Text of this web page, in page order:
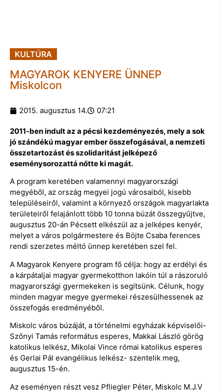
KULTÚRA
MAGYAROK KENYERE ÜNNEP
Miskolcon
2015. augusztus 14. 07:21
2011-ben indult az a pécsi kezdeményezés, mely a sok
jó szándékú magyar ember összefogásával, a nemzeti
összetartozást és szolidaritást jelképező
eseménysorozattá nőtte ki magát.
A program keretében valamennyi magyarországi
megyéből, az ország megyei jogú városaiból, kisebb
településeiről, valamint a környező országok magyarlakta
területeiről felajánlott több 10 tonna búzát összegyűjtve,
augusztus 20-án Pécsett elkészül az a jelképes kenyér,
melyet a város polgármestere és Böjte Csaba ferences
rendi szerzetes méltó ünnep keretében szel fel.
A Magyarok Kenyere program fő célja: hogy az erdélyi és
a kárpátaljai magyar gyermekotthon lakóin túl a rászoruló
magyarországi gyermekeken is segítsünk. Célunk, hogy
minden magyar megye gyermekei részesülhessenek az
összefogás eredményéből.
Miskolc város búzáját, a történelmi egyházak képviselői-
Szőnyi Tamás református esperes, Makkai László görög
katolikus lelkész, Mikolai Vince római katolikus esperes
és Gerlai Pál evangélikus lelkész- szentelik meg,
augusztus 15-én.
Az eseményen részt vesz Pfliegler Péter, Miskolc M.J.V